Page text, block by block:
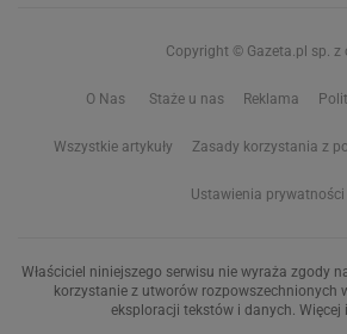
Copyright © Gazeta.pl sp. z
O Nas Staże u nas Reklama
Wszystkie artykuły Zasady korzystania z
Ustawienia prywatności
Właściciel niniejszego serwisu nie wyraża zgody
korzystanie z utworów rozpowszechnionych
eksploracji tekstów i danych.